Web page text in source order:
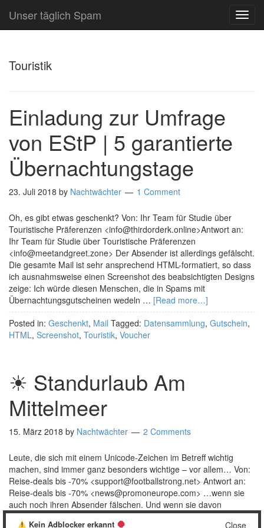
Unser täglich Spam
Touristik
Einladung zur Umfrage
von EStP | 5 garantierte
Übernachtungstage
23. Juli 2018 by Nachtwächter 1 Comment
Oh, es gibt etwas geschenkt? Von: Ihr Team für Studie über
Touristische Präferenzen <info@thirdorderk.online>Antwort an:
Ihr Team für Studie über Touristische Präferenzen
<info@meetandgreet.zone> Der Absender ist allerdings gefälscht.
Die gesamte Mail ist sehr ansprechend HTML-formatiert, so dass
ich ausnahmsweise einen Screenshot des beabsichtigten Designs
zeige: Ich würde diesen Menschen, die in Spams mit
Übernachtungsgutscheinen wedeln … [Read more…]
Posted in: Geschenkt, Mail Tagged: Datensammlung, Gutschein,
HTML, Screenshot, Touristik, Voucher
☀ Standurlaub Am
Mittelmeer
15. März 2018 by Nachtwächter 2 Comments
Leute, die sich mit einem Unicode-Zeichen im Betreff wichtig
machen, sind immer ganz besonders wichtige – vor allem… Von:
Reise-deals bis -70% <support@footballstrong.net> Antwort an:
Reise-deals bis -70% <news@promoneurope.com> …wenn sie
auch noch ihren Absender fälschen. Und wenn sie davon
ausgehen… web version …dass das HTML in ihrer HTML-
Close
Kein Adblocker erkannt